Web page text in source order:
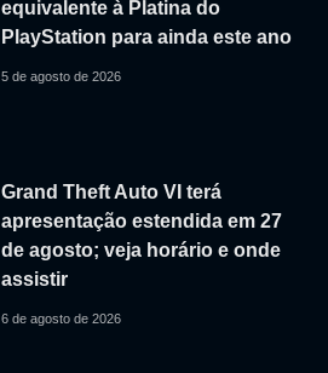
equivalente à Platina do
PlayStation para ainda este ano
5 de agosto de 2026
Grand Theft Auto VI terá
apresentação estendida em 27
de agosto; veja horário e onde
assistir
6 de agosto de 2026